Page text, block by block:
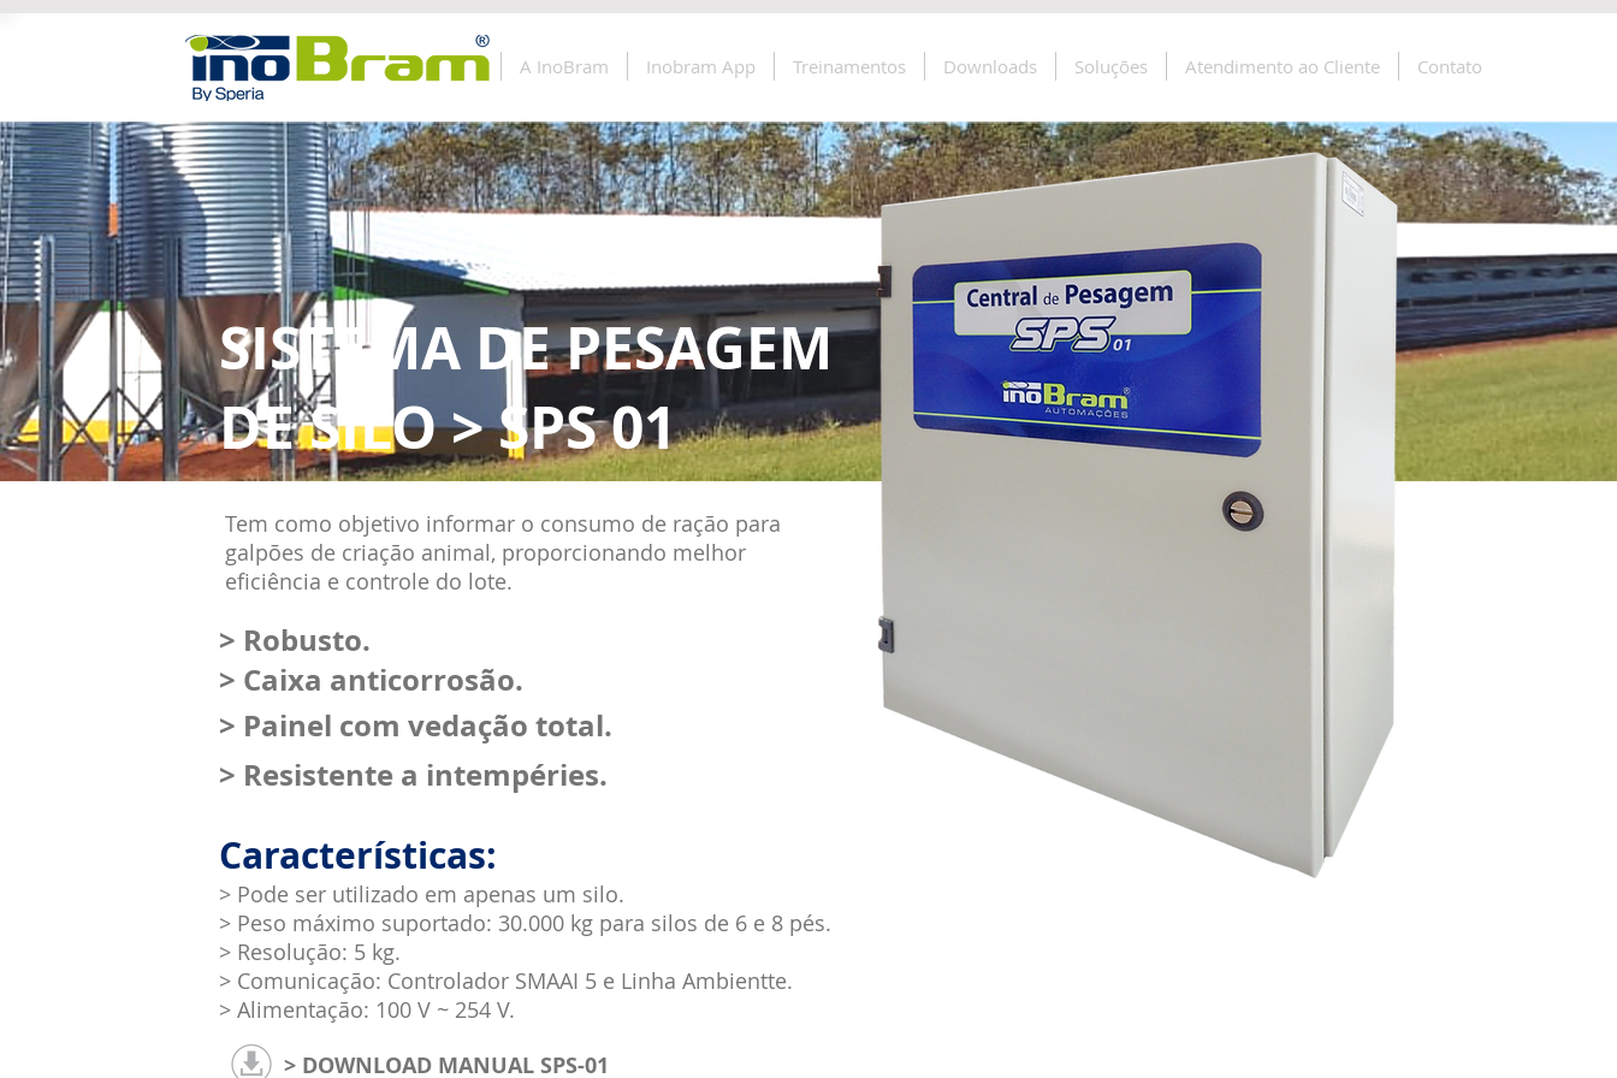
A InoBram Inobram App Treinamentos Downloads Soluções Atendimento ao Cliente Contato
SISTEMA DE PESAGEM
DE SILO > SPS 01
Tem como objetivo informar o consumo de ração para
galpões de criação animal, proporcionando melhor
eficiência e controle do lote.
> Robusto.
> Caixa anticorrosão.
> Painel com vedação total.
> Resistente a intempéries.
Características:
> Pode ser utilizado em apenas um silo.
> Peso máximo suportado: 30.000 kg para silos de 6 e 8 pés.
> Resolução: 5 kg.
> Comunicação: Controlador SMAAI 5 e Linha Ambientte.
> Alimentação: 100 V ~ 254 V.
> DOWNLOAD MANUAL SPS-01